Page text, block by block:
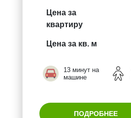
Цена за
квартиру
Цена за кв. м
13 минут на
машине
ПОДРОБНЕЕ